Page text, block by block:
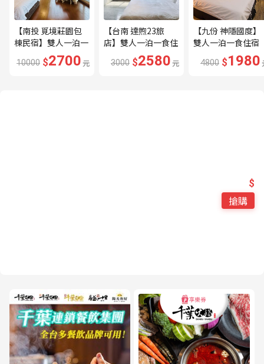
【南投 覓境莊園包
棟民宿】雙人一泊一
食住宿券---🔥平日
贈下午茶、兩張券即
10000 $2700元
【台南 達煦23旅
店】雙人一泊一食住
宿券---🔥近海安路
商圈🔥
3000 $2580元
【九份 神隱國度】
雙人一泊一食住宿
券---🔥隱身山城的
秘境住宿🔥
4800 $1980
$
搶購